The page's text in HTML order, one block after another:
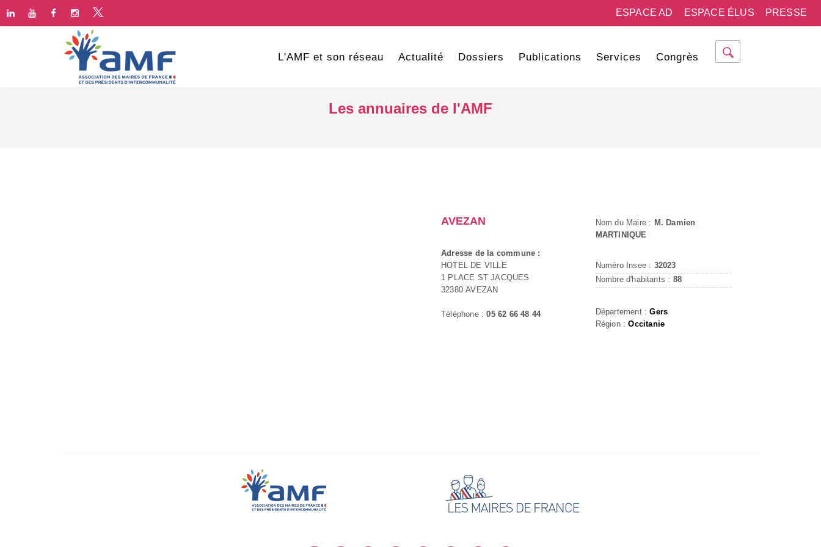
PRESSE
ESPACE ÉLUS
ESPACE AD
L'AMF et son réseau Actualité Dossiers Publications Services Congrès
Les annuaires de l'AMF
AVEZAN
Adresse de la commune :
HOTEL DE VILLE
1 PLACE ST JACQUES
32380 AVEZAN
Téléphone :05 62 66 48 44
Nom du Maire : M. Damien
MARTINIQUE
Numéro Insee : 32023
Nombre d'habitants : 88
Département :Gers
Région :Occitanie